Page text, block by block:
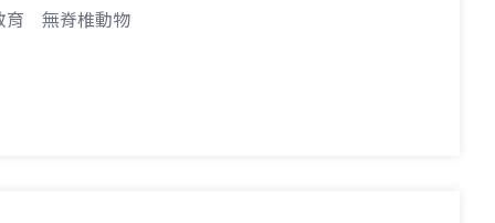
育 無脊椎動物